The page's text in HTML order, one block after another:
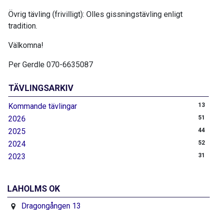
TÄVLINGSARKIV
Kommande tävlingar 13
2026 51
2025 44
2024 52
2023 31
Övrig tävling (frivilligt): Olles gissningstävling enligt
tradition.
Välkomna!
Per Gerdle 070-6635087
LAHOLMS OK
Dragongången 13